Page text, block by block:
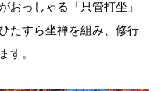
おっしゃる「只管打坐」
たすら坐禅を組み、修行
す。